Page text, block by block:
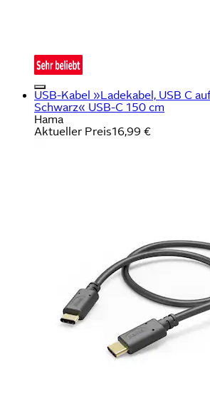
USB-Kabel »Ladekabel, USB C
Schwarz« USB-C 150 cm
Hama
Aktueller Preis16,99 €